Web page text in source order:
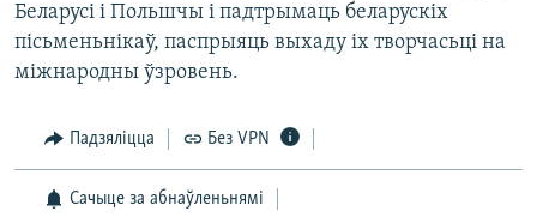
Беларусі і Польшчы і падтрымаць беларускіх
пісьменьнікаў, паспрыяць выхаду іх творчасьці на
міжнародны ўзровень.
Падзяліцца Без VPN
Сачыце за абнаўленьнямі